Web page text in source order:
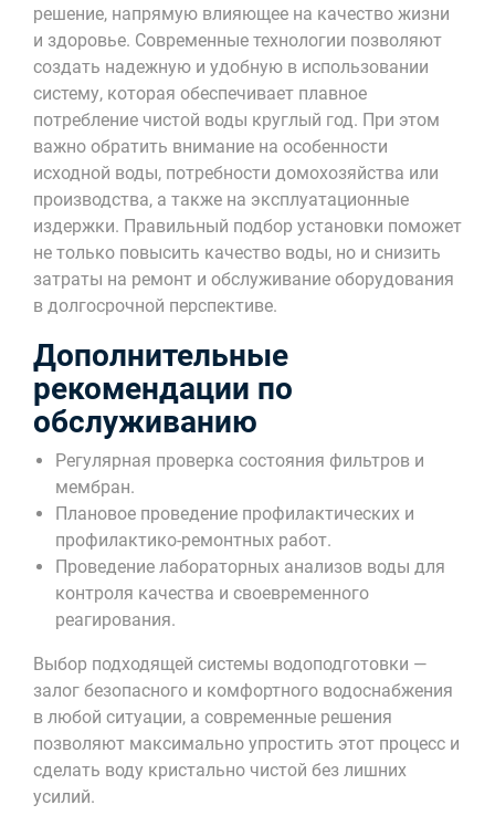
решение, напрямую влияющее на качество жизни
и здоровье. Современные технологии позволяют
создать надежную и удобную в использовании
систему, которая обеспечивает плавное
потребление чистой воды круглый год. При этом
важно обратить внимание на особенности
исходной воды, потребности домохозяйства или
производства, а также на эксплуатационные
издержки. Правильный подбор установки поможет
не только повысить качество воды, но и снизить
затраты на ремонт и обслуживание оборудования
в долгосрочной перспективе.
Дополнительные
рекомендации по
обслуживанию
Регулярная проверка состояния фильтров и
мембран.
Плановое проведение профилактических и
профилактико-ремонтных работ.
Проведение лабораторных анализов воды для
контроля качества и своевременного
реагирования.
Выбор подходящей системы водоподготовки —
залог безопасного и комфортного водоснабжения
в любой ситуации, а современные решения
позволяют максимально упростить этот процесс и
сделать воду кристально чистой без лишних
усилий.